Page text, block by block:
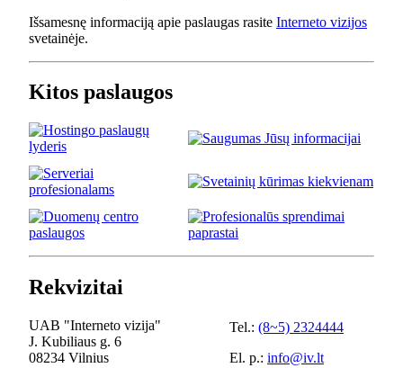
Išsamesnę informaciją apie paslaugas rasite Interneto vizijos
svetainėje.
Kitos paslaugos
Rekvizitai
UAB "Interneto vizija"
J. Kubiliaus g. 6
08234 Vilnius
Tel.: (8~5) 2324444
El. p.: info@iv.lt